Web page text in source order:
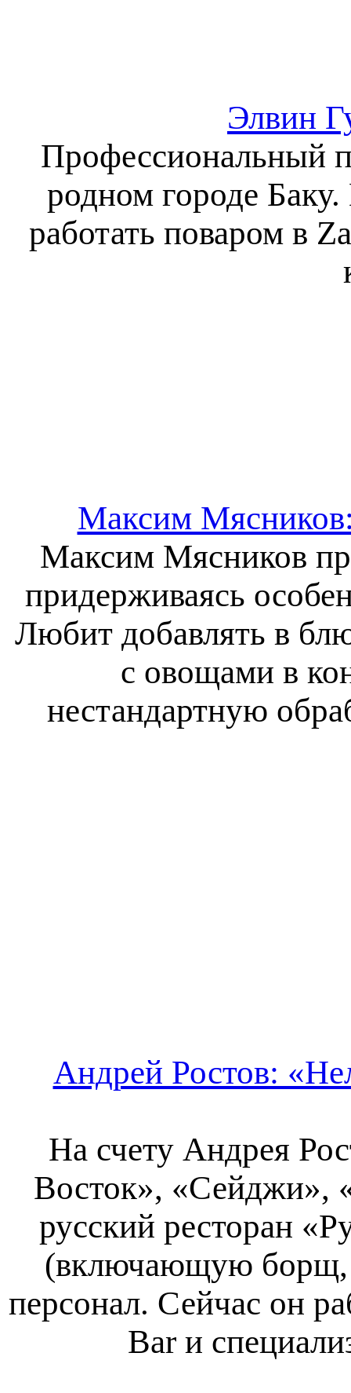
Элвин
Профессиональный
родном городе
работать поваром в
Максим
Максим Мясников
придерживаясь
Любит добавлять в
с овощами в
нестандартную
Андрей Ростов:
На счету Андрея
Восток», «Сейджи»,
русский ресторан
(включающую борщ,
персонал. Сейчас он
Bar и